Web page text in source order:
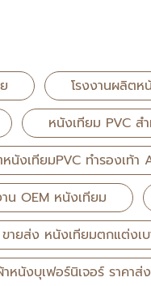
โรงงานผลิตห
หนังเทียม PVC ส
นังเทียมPVC ทำรองเท้า
าน OEM หนังเทียม
ขายส่ง หนังเทียมตกแต่งเ
าหนังบุเฟอร์นิเจอร์ ราคาส่ง